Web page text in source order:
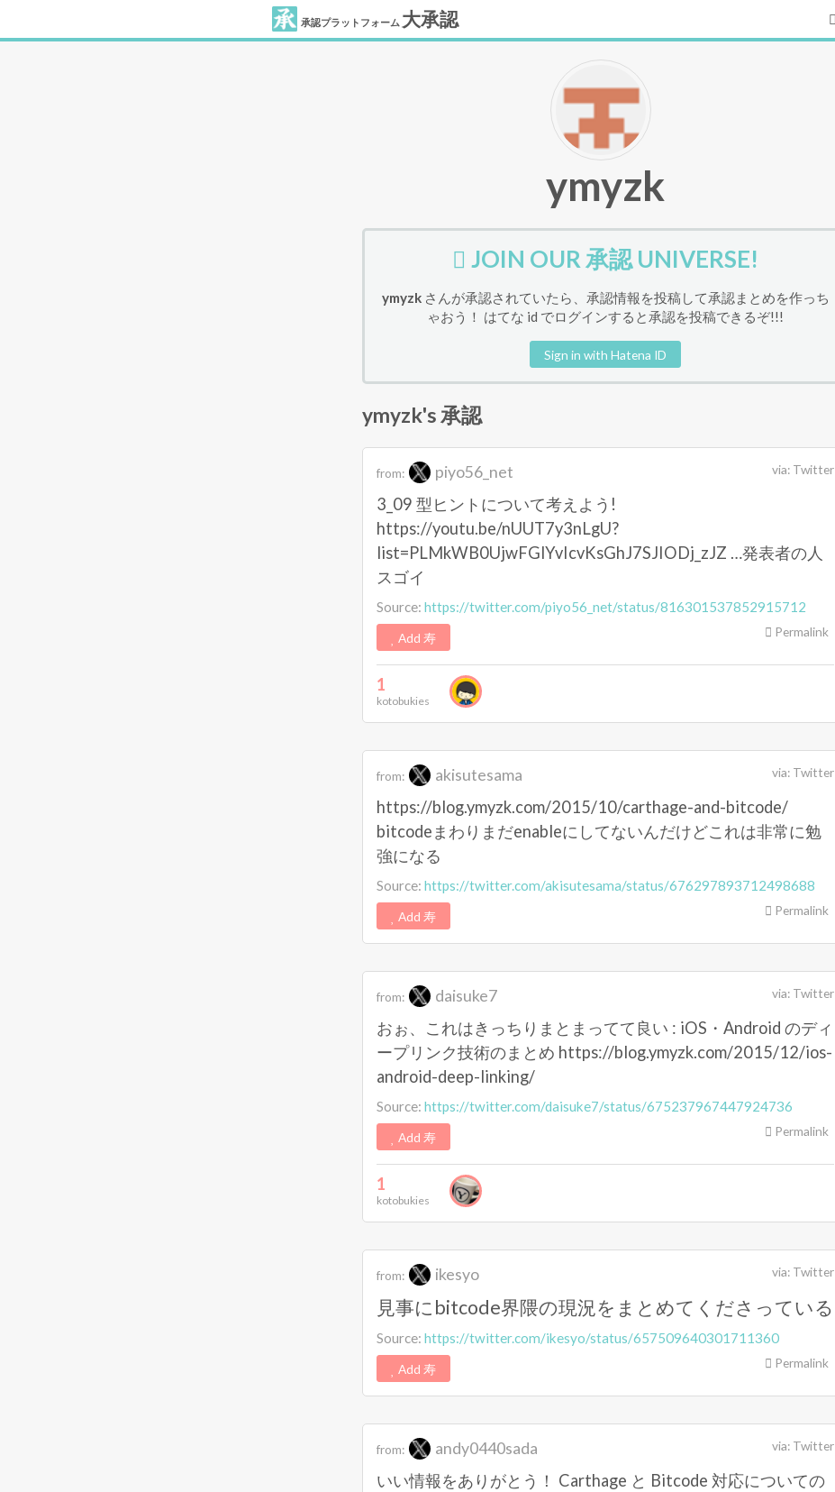
承認プラットフォーム 大承認
ymyzk
JOIN OUR 承認 UNIVERSE!
ymyzkさんが承認されていたら、承認情報を投稿して承認まとめを作っち
ゃおう！ はてな id でログインすると承認を投稿できるぞ!!!
Sign in with Hatena ID
ymyzk's 承認
from: piyo56_net via: Twitter
3_09 型ヒントについて考えよう!
https://youtu.be/nUUT7y3nLgU?
list=PLMkWB0UjwFGlYvIcvKsGhJ7SJIODj_zJZ …発表者の人
スゴイ
Source: https://twitter.com/piyo56_net/status/816301537852915712
Add 寿 Permalink
1
kotobukies
from: akisutesama via: Twitter
https://blog.ymyzk.com/2015/10/carthage-and-bitcode/
bitcodeまわりまだenableにしてないんだけどこれは非常に勉
強になる
Source: https://twitter.com/akisutesama/status/676297893712498688
Add 寿 Permalink
from: daisuke7 via: Twitter
おぉ、これはきっちりまとまってて良い : iOS・Android のディ
ープリンク技術のまとめ https://blog.ymyzk.com/2015/12/ios-
android-deep-linking/
Source: https://twitter.com/daisuke7/status/675237967447924736
Add 寿 Permalink
1
kotobukies
from: ikesyo via: Twitter
見事にbitcode界隈の現況をまとめてくださっている
Source: https://twitter.com/ikesyo/status/657509640301711360
Add 寿 Permalink
from: andy0440sada via: Twitter
いい情報をありがとう！ Carthage と Bitcode 対応についての